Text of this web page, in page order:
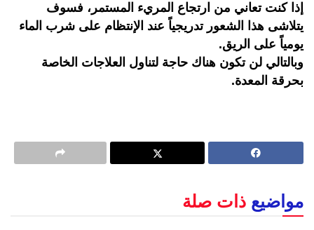
إذا كنت تعاني من ارتجاع المريء المستمر، فسوف
يتلاشى هذا الشعور تدريجياً عند الإنتظام على شرب الماء
يومياً على الريق.
وبالتالي لن تكون هناك حاجة لتناول العلاجات الخاصة
بحرقة المعدة.
مواضيع ذات صلة